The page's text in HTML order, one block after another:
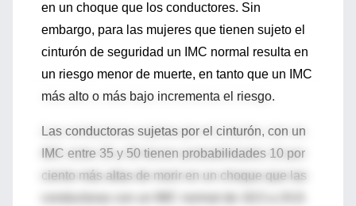
en un choque que los conductores. Sin
embargo, para las mujeres que tienen sujeto el
cinturón de seguridad un IMC normal resulta en
un riesgo menor de muerte, en tanto que un IMC
más alto o más bajo incrementa el riesgo.
Las conductoras sujetas por el cinturón, con un
IMC entre 35 y 50 tienen probabilidades 10 por
ciento más altas de morir en un choque que las